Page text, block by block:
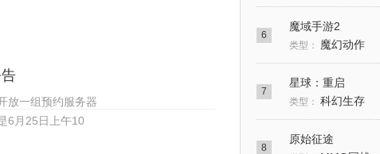
放一组预约服务器
6月25日上午10
6
魔域手游2
类型： 魔幻动作
7
星球：重启
类型： 科幻生存
8
原始征途